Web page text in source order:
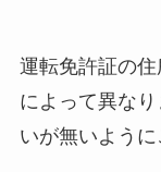
運転免許証の
によって異な
いが無いように